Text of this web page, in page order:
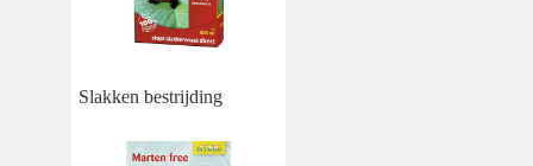
Slakken bestrijding